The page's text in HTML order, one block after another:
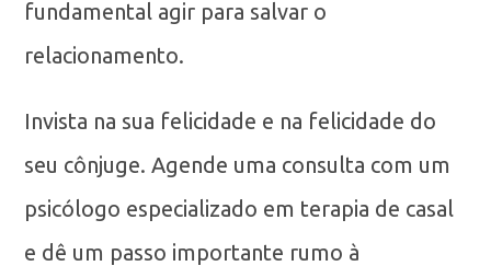
fundamental agir para salvar o
relacionamento.
Invista na sua felicidade e na felicidade do
seu cônjuge. Agende uma consulta com um
psicólogo especializado em terapia de casal
e dê um passo importante rumo à